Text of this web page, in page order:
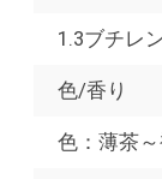
1.3ブチレ
色/香り
色：薄茶